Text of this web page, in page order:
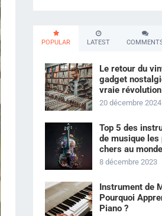
POPULAR LATEST
Le retour du
gadget
vraie
20 décembre 2024
Top 5 des
de musique les
chers au monde
8 décembre 2023
Instrument de
Pourquoi
Piano ?